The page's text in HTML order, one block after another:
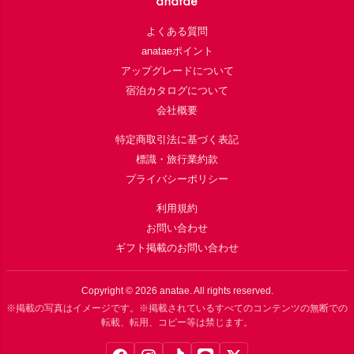
よくある質問
anataeポイント
アップグレードについて
宿泊カタログについて
会社概要
特定商取引法に基づく表記
標識・旅行業約款
プライバシーポリシー
利用規約
お問い合わせ
ギフト掲載のお問い合わせ
Copyright © 2026 anatae. All rights reserved.
※掲載の写真はイメージです。※掲載されているすべてのコンテンツの無断での
転載、転用、コピー等は禁じます。